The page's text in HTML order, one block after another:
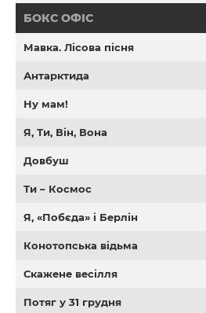
БОКС ОФІС
Мавка. Лісова пісня
Антарктида
Ну мам!
Я, Ти, Він, Вона
Довбуш
Ти – Космос
Я, «Побєда» і Берлін
Конотопська відьма
Скажене весілля
Потяг у 31 грудня